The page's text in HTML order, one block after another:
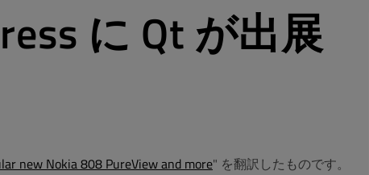
に Qt が出展
new Nokia 808 PureView and more" を翻訳したものです。